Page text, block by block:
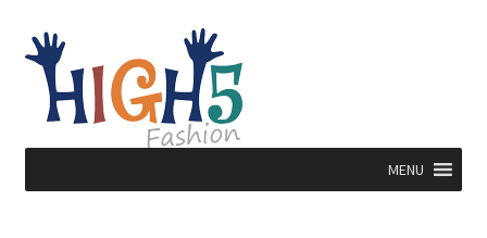
Ga
door
naar
navigatie
Ga
direct
naar
inhoud
MENU